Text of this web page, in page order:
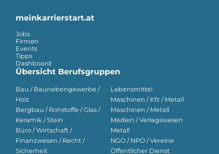
meinkarrierstart.at
Jobs
Firmen
Events
Tipps
Dashboard
Übersicht Berufsgruppen
Bau / Baunebengewerbe /
Holz
Bergbau / Rohstoffe / Glas /
Keramik / Stein
Büro / Wirtschaft /
Finanzwesen / Recht /
Sicherheit
Lebensmittel
Maschinen / Kfz / Metall
Maschinen / Metall
Medien / Verlagswesen
Metall
NGO / NPO / Vereine
Öffentlicher Dienst